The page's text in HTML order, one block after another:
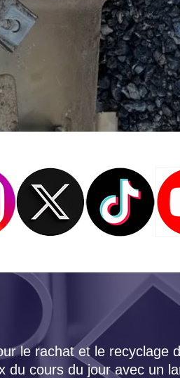
le rachat et le recyclage
du cours du jour avec un